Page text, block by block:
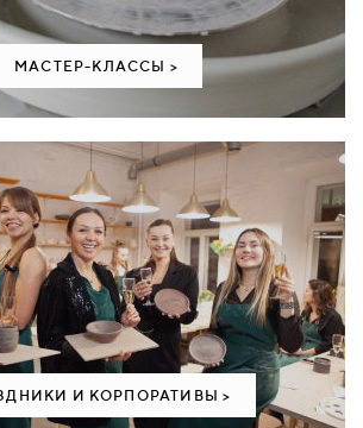
МАСТЕР-КЛАССЫ >
И КОРПОРАТИВЫ >